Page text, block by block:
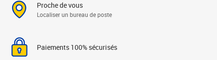
Proche de vous
Localiser un bureau de poste
Paiements 100% sécurisés